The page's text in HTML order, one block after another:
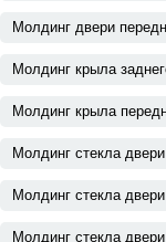
Молдинг двери
Молдинг крыла
Молдинг крыла
Молдинг стекла
Молдинг стекла
Молдинг стекла